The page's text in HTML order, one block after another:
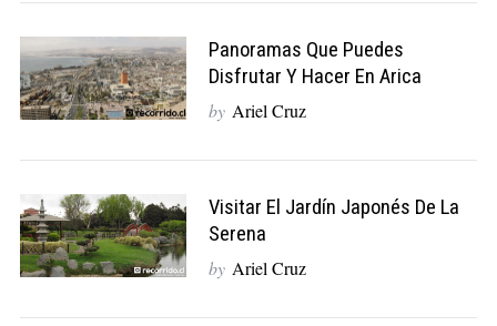
Panoramas Que Puedes
Disfrutar Y Hacer En Arica
by Ariel Cruz
Visitar El Jardín Japonés De La
Serena
by Ariel Cruz